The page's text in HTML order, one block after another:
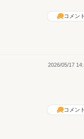
コメン
2026/05/17
コメン